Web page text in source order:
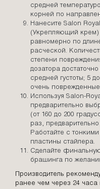
средней
корней по
Нанесите Salon
(Укрепляющий крем)
равномерно по
расческой.
степени
дозатора
средней густоты; 5
очень
Используя Salon-
предварительно
(от 160 до 200
раз,
Работайте с
пластины стайлера.
Сделайте
брашинга по
Производитель
ранее чем через 24 часа